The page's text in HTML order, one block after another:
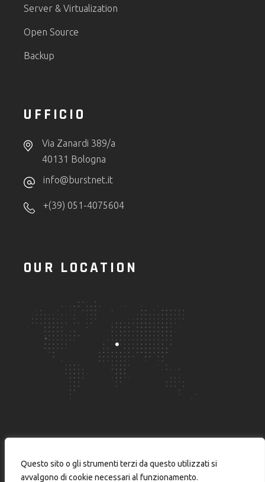
Questo sito o gli strumenti terzi da questo utilizzati si
avvalgono di cookie necessari al funzionamento.
Server & Virtualization
Open Source
Backup
UFFICIO
Via Zanardi 389/a
40131 Bologna
info@burstnet.it
+(39) 051-4075604
OUR LOCATION